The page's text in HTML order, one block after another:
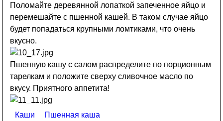
Поломайте деревянной лопаткой запеченное яйцо и
перемешайте с пшенной кашей. В таком случае яйцо
будет попадаться крупными ломтиками, что очень
вкусно.
Пшенную кашу с салом распределите по порционным
тарелкам и положите сверху сливочное масло по
вкусу. Приятного аппетита!
Каши
Пшенная каша